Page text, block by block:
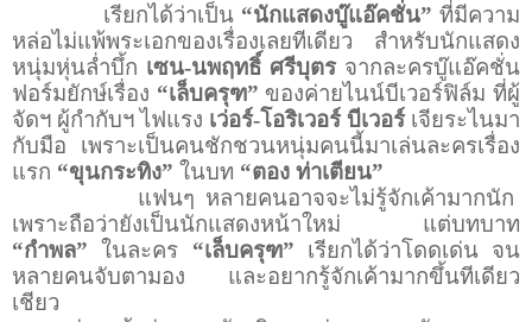
เรียกได้ว่าเป็น “นักแสดงบู๊แอ๊คชั่น” ที่มีความ
หล่อไม่แพ้พระเอกของเรื่องเลยทีเดียว สำหรับนักแสดง
หนุ่มหุ่นล่ำบึ้ก เซน-นพฤทธิ์ ศรีบุตรจากละครบู๊แอ๊คชั่น
ฟอร์มยักษ์เรื่อง “เล็บครุฑ” ของค่ายไนน์บีเวอร์ฟิล์ม ที่ผู้
จัดฯ ผู้กำกับฯ ไฟแรง เว่อร์-โอริเวอร์ บีเวอร์ เจียระไนมา
กับมือ เพราะเป็นคนชักชวนหนุ่มคนนี้มาเล่นละครเรื่อง
แรก “ขุนกระทิง” ในบท “ตอง ท่าเตียน”
แฟนๆ หลายคนอาจจะไม่รู้จักเค้ามากนัก
เพราะถือว่ายังเป็นนักแสดงหน้าใหม่ แต่บทบาท
“กำพล” ในละคร “เล็บครุฑ” เรียกได้ว่าโดดเด่น จน
หลายคนจับตามอง และอยากรู้จักเค้ามากขึ้นทีเดียว
เชียว